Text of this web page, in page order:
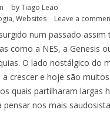
by Tiago Leão
, Websites Leave a
num passado assim
como a NES, a Genesis
O lado nostálgico do
crescer e hoje são
quais partilharam largas
pensar nos mais